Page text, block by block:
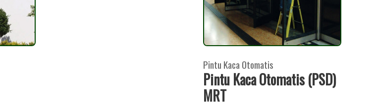
Pintu Kaca Otomatis
Pintu Kaca Otomatis (PSD)
MRT